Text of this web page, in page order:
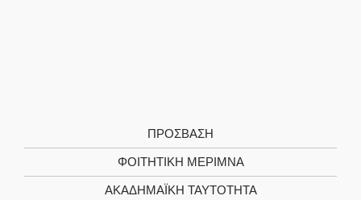
ΠΡΌΣΒΑΣΗ
ΦΟΙΤΗΤΙΚΉ ΜΈΡΙΜΝΑ
ΑΚΑΔΗΜΑΪΚΉ ΤΑΥΤΌΤΗΤΑ